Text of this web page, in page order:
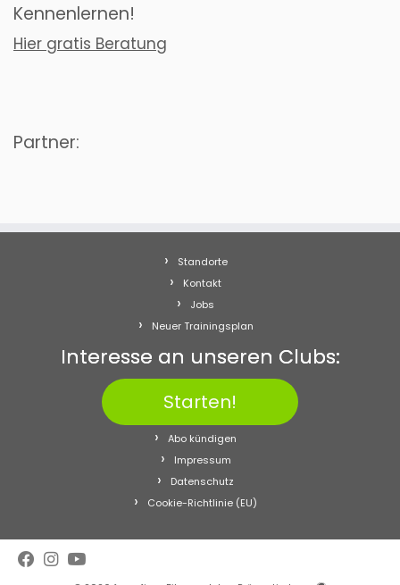
Kennenlernen!
Hier gratis Beratung
Partner:
Standorte
Kontakt
Jobs
Neuer Trainingsplan
Interesse an unseren Clubs:
Starten!
Abo kündigen
Impressum
Datenschutz
Cookie-Richtlinie (EU)